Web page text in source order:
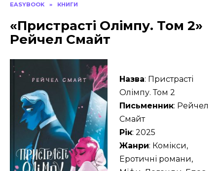
EASYBOOK » КНИГИ
«Пристрасті Олімпу. Том 2»
Рейчел Смайт
Назва: Пристрасті
Олімпу. Том 2
Письменник: Рейчел
Смайт
Рік: 2025
Жанри: Комікси,
Еротичні романи,